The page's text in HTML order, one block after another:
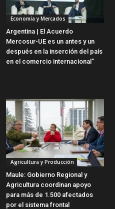
Economía y Mercados
Argentina | El Acuerdo
Mercosur-UE es un antes y un
después en la inserción del país
en el comercio internacional”
Agricultura y Producción
Maule: Gobierno Regional y
Agricultura coordinan apoyo
para más de 1.500 afectados
por el sistema frontal